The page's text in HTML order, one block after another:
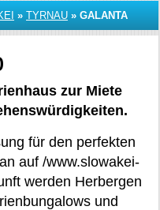
» TYRNAU » GALANTA
zur Miete
für den perfekten
auf /www.slowakei-
werden Herbergen
und